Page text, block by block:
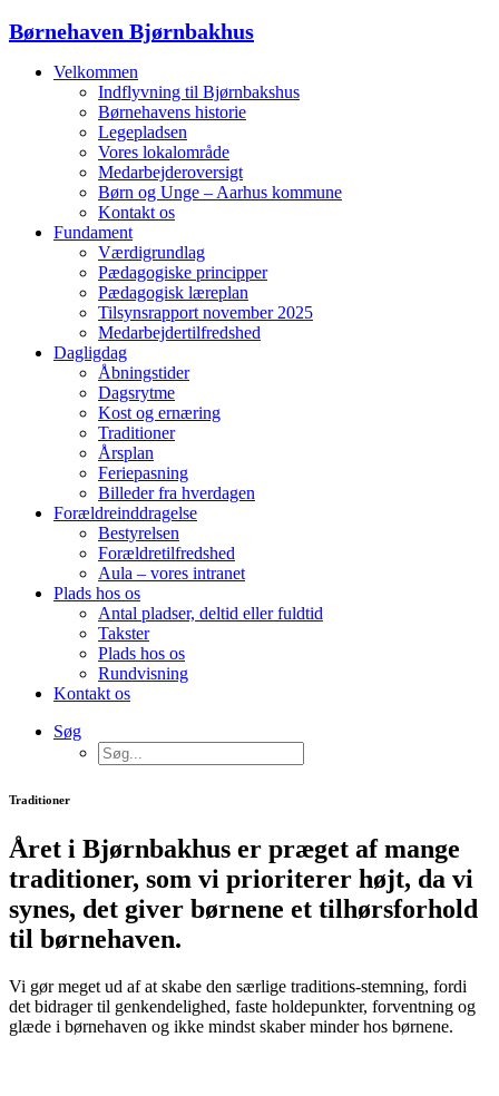
Børnehaven Bjørnbakhus
Velkommen
Indflyvning til Bjørnbakshus
Børnehavens historie
Legepladsen
Vores lokalområde
Medarbejderoversigt
Børn og Unge – Aarhus kommune
Kontakt os
Fundament
Værdigrundlag
Pædagogiske principper
Pædagogisk læreplan
Tilsynsrapport november 2025
Medarbejdertilfredshed
Dagligdag
Åbningstider
Dagsrytme
Kost og ernæring
Traditioner
Årsplan
Feriepasning
Billeder fra hverdagen
Forældreinddragelse
Bestyrelsen
Forældretilfredshed
Aula – vores intranet
Plads hos os
Antal pladser, deltid eller fuldtid
Takster
Plads hos os
Rundvisning
Kontakt os
Søg
Traditioner
Året i Bjørnbakhus er præget af mange
traditioner, som vi prioriterer højt, da vi
synes, det giver børnene et tilhørsforhold
til børnehaven.
Vi gør meget ud af at skabe den særlige traditions-stemning, fordi
det bidrager til genkendelighed, faste holdepunkter, forventning og
glæde i børnehaven og ikke mindst skaber minder hos børnene.